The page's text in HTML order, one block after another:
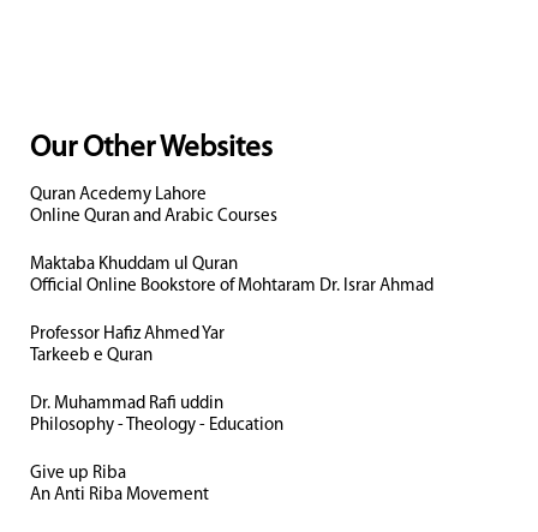
Our Other Websites
Quran Acedemy Lahore
Online Quran and Arabic Courses
Maktaba Khuddam ul Quran
Official Online Bookstore of Mohtaram Dr. Israr Ahmad
Professor Hafiz Ahmed Yar
Tarkeeb e Quran
Dr. Muhammad Rafi uddin
Philosophy - Theology - Education
Give up Riba
An Anti Riba Movement